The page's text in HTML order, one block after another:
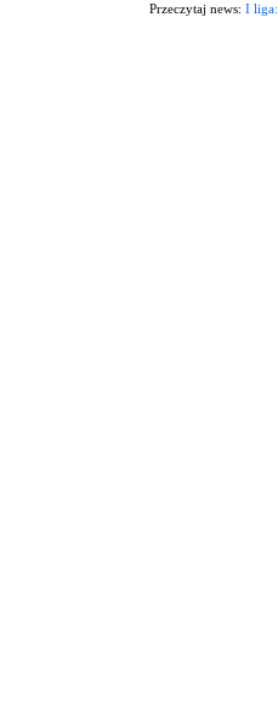
Przeczytaj news: I